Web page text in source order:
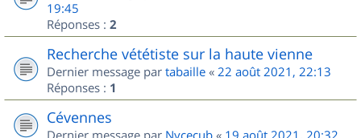
19:45
Réponses : 2
Recherche vététiste sur la haute vienne
Dernier message par tabaille « 22 août 2021, 22:13
Réponses : 1
Cévennes
Dernier message par Nycecub « 19 août 2021, 20:32